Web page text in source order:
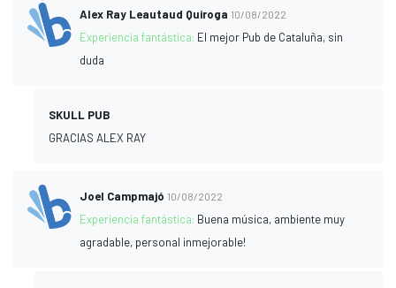
Alex Ray Leautaud Quiroga 10/08/2022
Experiencia fantástica: El mejor Pub de Cataluña, sin
duda
SKULL PUB
GRACIAS ALEX RAY
Joel Campmajó 10/08/2022
Experiencia fantástica: Buena música, ambiente muy
agradable, personal inmejorable!